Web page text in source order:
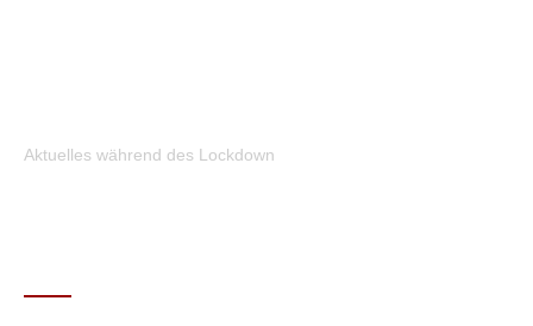
Aktuelles während des Lockdown